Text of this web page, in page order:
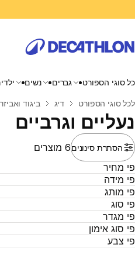
כל סוגי הספורט גברים נשים
בית
לכל סוגי הספורט דיג ביגוד
נעליים וגרביים
הסתרת סינונים6 מוצרים
מחיר
מידה
מותג
סוג
מגדר
סוג אימון
צבע